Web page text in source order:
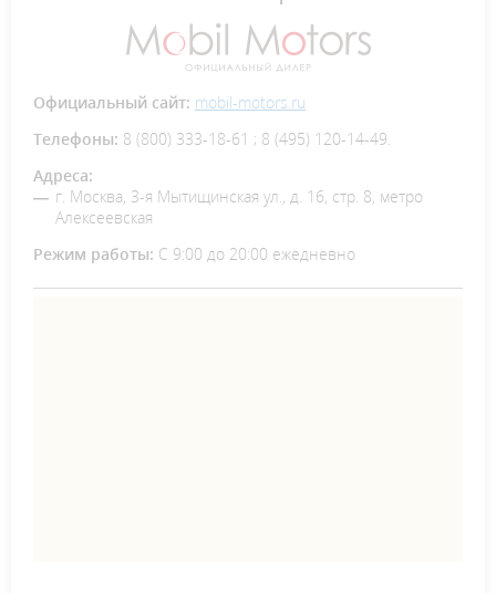
Официальный сайт: mobil-motors.ru
Телефоны: 8 (800) 333-18-61 ; 8 (495) 120-14-49.
Адреса:
г. Москва, 3-я Мытищинская ул., д. 16, стр. 8, метро
Алексеевская
Режим работы: С 9:00 до 20:00 ежедневно